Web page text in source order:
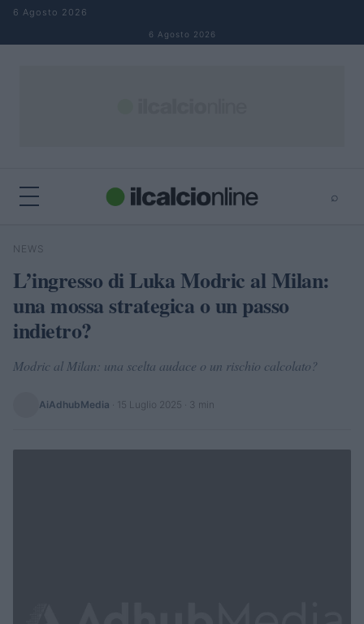
Salta al contenuto
6 Agosto 2026
6 Agosto 2026
⌕
Cerca
NEWS
L’ingresso di Luka Modric al Milan:
una mossa strategica o un passo
indietro?
Modric al Milan: una scelta audace o un rischio calcolato?
AiAdhubMedia 15 Luglio 2025 · 3 min